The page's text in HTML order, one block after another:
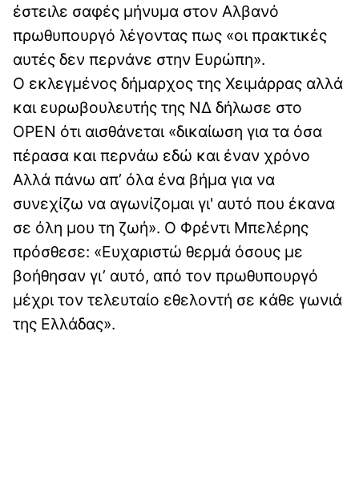
έστειλε σαφές μήνυμα στον Αλβανό
πρωθυπουργό λέγοντας πως «οι πρακτικές
αυτές δεν περνάνε στην Ευρώπη».
Ο εκλεγμένος δήμαρχος της Χειμάρρας αλλά
και ευρωβουλευτής της ΝΔ δήλωσε στο
OPEN ότι αισθάνεται «δικαίωση για τα όσα
πέρασα και περνάω εδώ και έναν χρόνο
Αλλά πάνω απ’ όλα ένα βήμα για να
συνεχίζω να αγωνίζομαι γι' αυτό που έκανα
σε όλη μου τη ζωή». Ο Φρέντι Μπελέρης
πρόσθεσε: «Ευχαριστώ θερμά όσους με
βοήθησαν γι’ αυτό, από τον πρωθυπουργό
μέχρι τον τελευταίο εθελοντή σε κάθε γωνιά
της Ελλάδας».